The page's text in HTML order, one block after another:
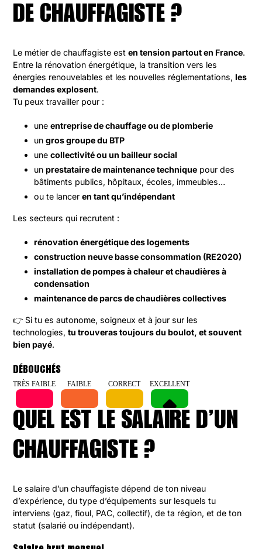
DE CHAUFFAGISTE ?
Le métier de chauffagiste esten tension partout en France.
Entre la rénovation énergétique, la transition vers les
énergies renouvelables et les nouvelles réglementations,les
demandes explosent.
Tu peux travailler pour :
uneentreprise de chauffage ou de plomberie
ungros groupe du BTP
unecollectivité ou un bailleur social
unprestataire de maintenance technique pour des
bâtiments publics, hôpitaux, écoles, immeubles…
ou te lanceren tant qu’indépendant
Les secteurs qui recrutent :
rénovation énergétique des logements
construction neuve basse consommation (RE2020)
installation de pompes à chaleur et chaudières à
condensation
maintenance de parcs de chaudières collectives
👉 Si tu es autonome, soigneux et à jour sur les
technologies,tu trouveras toujours du boulot, et souvent
bien payé.
DÉBOUCHÉS
TRÈS FAIBLE FAIBLE CORRECT EXCELLENT
QUEL EST LE SALAIRE D’UN
CHAUFFAGISTE ?
Le salaire d’un chauffagiste dépend de ton niveau
d’expérience, du type d’équipements sur lesquels tu
interviens (gaz, fioul, PAC, collectif), de ta région, et de ton
statut (salarié ou indépendant).